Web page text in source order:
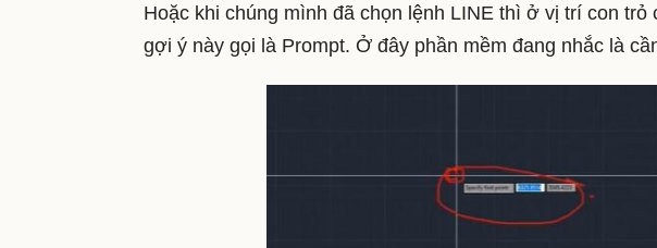
Hoặc khi chúng mình đã chọn lệnh LINE thì ở vị trí con
gợi ý này gọi là Prompt. Ở đây phần mềm đang nhắc là